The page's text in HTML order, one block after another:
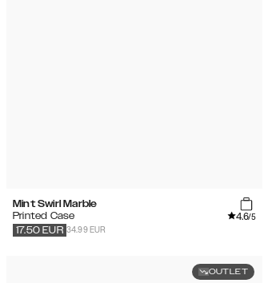
Mint Swirl Marble
Printed Case
4.6/5
34.99 EUR
17.50 EUR
OUTLET